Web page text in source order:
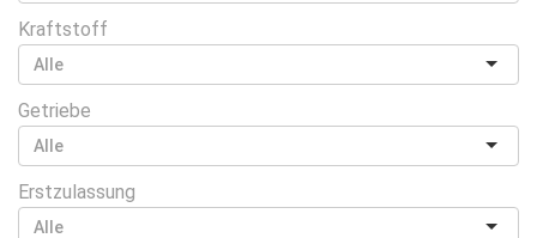
Kraftstoff
Getriebe
Erstzulassung